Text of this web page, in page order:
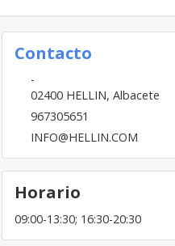
Contacto
-
02400 HELLIN, Albacete
967305651
INFO@HELLIN.COM
Horario
09:00-13:30; 16:30-20:30